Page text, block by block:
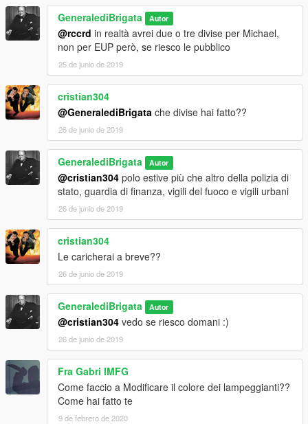
GeneralediBrigata Autor
@rccrd in realtà avrei due o tre divise per Michael,
non per EUP però, se riesco le pubblico
25 de junio de 2019
cristian304
@GeneralediBrigata che divise hai fatto??
26 de junio de 2019
GeneralediBrigata Autor
@cristian304 polo estive più che altro della polizia di
stato, guardia di finanza, vigili del fuoco e vigili urbani
26 de junio de 2019
cristian304
Le caricherai a breve??
26 de junio de 2019
GeneralediBrigata Autor
@cristian304 vedo se riesco domani :)
26 de junio de 2019
Fra Gabri IMFG
Come faccio a Modificare il colore dei lampeggianti??
Come hai fatto te
9 de febrero de 2020